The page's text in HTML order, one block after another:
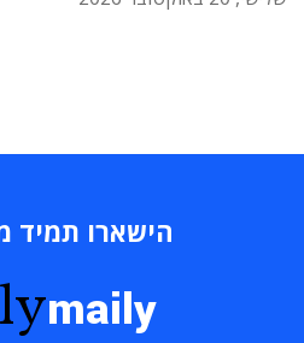
הישארו תמיד
maily